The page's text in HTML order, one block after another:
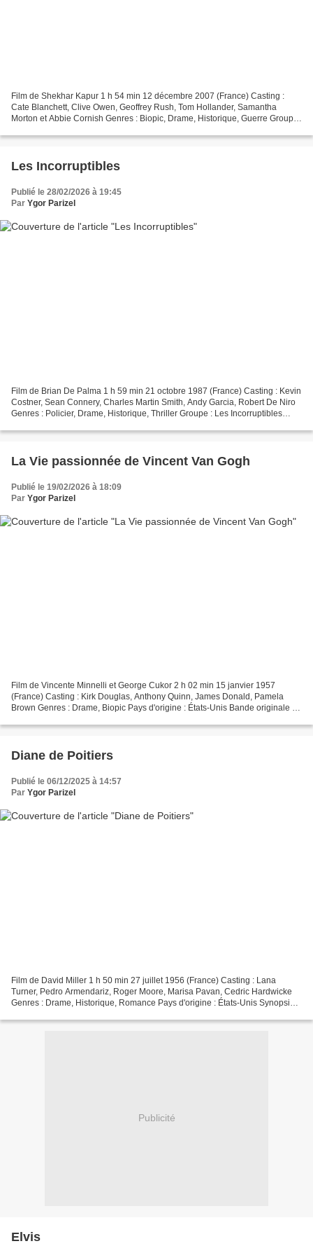
Film de Shekhar Kapur 1 h 54 min 12 décembre 2007 (France) Casting :
Cate Blanchett, Clive Owen, Geoffrey Rush, Tom Hollander, Samantha
Morton et Abbie Cornish Genres : Biopic, Drame, Historique, Guerre Groupe
Les Incorruptibles
Publié le 28/02/2026 à 19:45
Par Ygor Parizel
Film de Brian De Palma 1 h 59 min 21 octobre 1987 (France) Casting : Kevin
Costner, Sean Connery, Charles Martin Smith, Andy Garcia, Robert De Niro
Genres : Policier, Drame, Historique, Thriller Groupe : Les Incorruptibles
La Vie passionnée de Vincent Van Gogh
Publié le 19/02/2026 à 18:09
Par Ygor Parizel
Film de Vincente Minnelli et George Cukor 2 h 02 min 15 janvier 1957
(France) Casting : Kirk Douglas, Anthony Quinn, James Donald, Pamela
Brown Genres : Drame, Biopic Pays d'origine : États-Unis Bande originale :
Diane de Poitiers
Publié le 06/12/2025 à 14:57
Par Ygor Parizel
Film de David Miller 1 h 50 min 27 juillet 1956 (France) Casting : Lana
Turner, Pedro Armendariz, Roger Moore, Marisa Pavan, Cedric Hardwicke
Genres : Drame, Historique, Romance Pays d'origine : États-Unis Synopsis À
Publicité
Elvis